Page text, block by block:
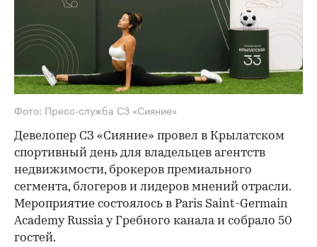
Фото: Пресс-служба СЗ «Сияние»
Девелопер СЗ «Сияние» провел в Крылатском
спортивный день для владельцев агентств
недвижимости, брокеров премиального
сегмента, блогеров и лидеров мнений отрасли.
Мероприятие состоялось в Paris Saint-Germain
Academy Russia у Гребного канала и собрало 50
гостей.